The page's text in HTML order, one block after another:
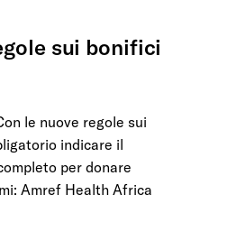
sui bonifici
le nuove regole sui
indicare il
per donare
Amref Health Africa